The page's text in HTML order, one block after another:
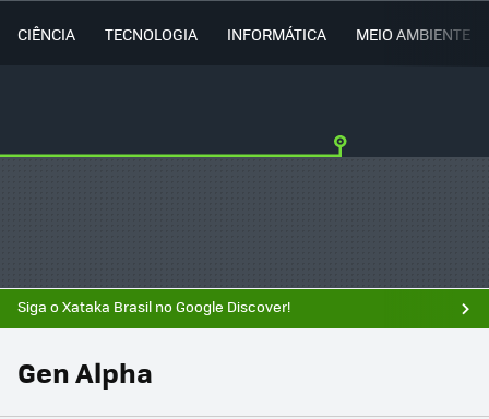
CIÊNCIA TECNOLOGIA INFORMÁTICA MEIO AMBIENTE
Siga o Xataka Brasil no Google Discover!
Gen Alpha